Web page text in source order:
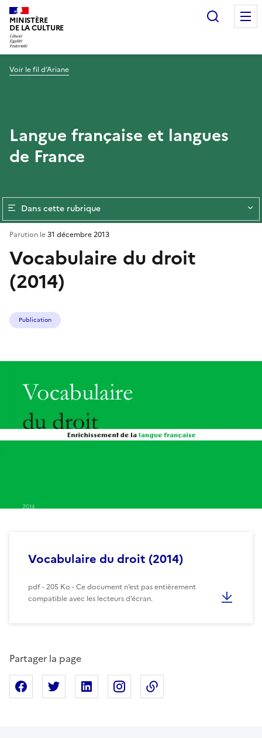
MINISTÈRE
DE LA CULTURE
Voir le fil d’Ariane
Langue française et langues
de France
Dans cette rubrique
Vocabulaire du droit
(2014)
Parution le31 décembre 2013
Publication
Vocabulaire du droit (2014)
pdf - 205 Ko - Ce document n’est pas entièrement
compatible avec les lecteurs d’écran.
Partager la page
Partager sur Facebook
Partager sur XPartager sur Linkedin
Partager sur Instagram